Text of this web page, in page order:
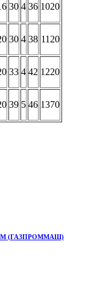
30 4 36 1020
30 4 38 1120
33 4 42 1220
39 5 46 1370
40М (ГАЗПРОММАШ)